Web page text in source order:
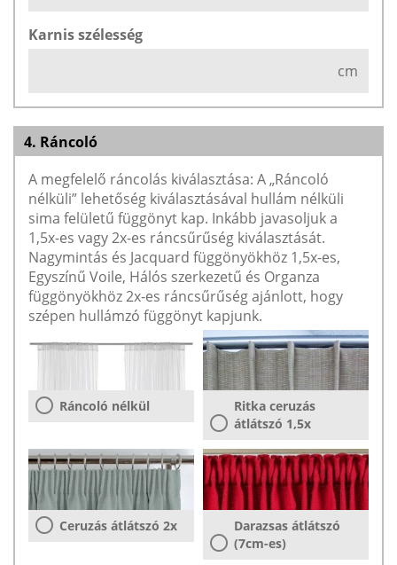
Karnis szélesség
cm
4. Ráncoló
A megfelelő ráncolás kiválasztása: A „Ráncoló
nélküli” lehetőség kiválasztásával hullám nélküli
sima felületű függönyt kap. Inkább javasoljuk a
1,5x-es vagy 2x-es ráncsűrűség kiválasztását.
Nagymintás és Jacquard függönyökhöz 1,5x-es,
Egyszínű Voile, Hálós szerkezetű és Organza
függönyökhöz 2x-es ráncsűrűség ajánlott, hogy
szépen hullámzó függönyt kapjunk.
Ráncoló nélkül
Ritka ceruzás
átlátszó 1,5x
Ceruzás átlátszó 2x
Darazsas átlátszó
(7cm-es)